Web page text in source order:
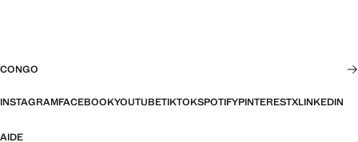
CONGO
INSTAGRAMFACEBOOKYOUTUBETIKTOKSPOTIFYPINTERESTXLINKEDIN
AIDE